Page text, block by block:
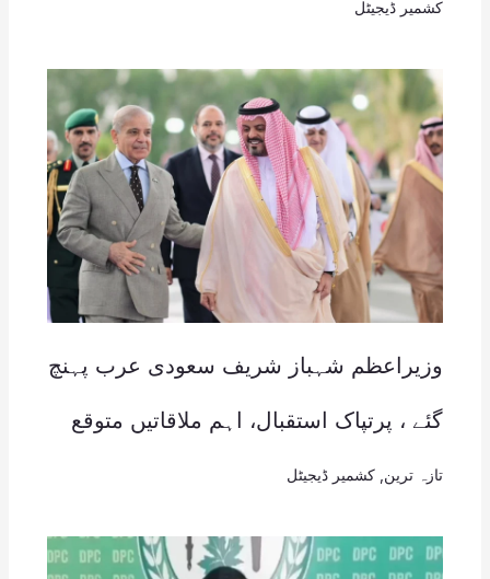
کشمیر ڈیجیٹل
وزیراعظم شہباز شریف سعودی عرب پہنچ
گئے ، پرتپاک استقبال، اہم ملاقاتیں متوقع
تازہ ترین کشمیر ڈیجیٹل